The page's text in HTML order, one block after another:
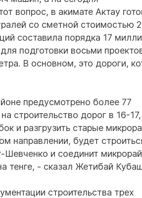
вопрос, в акимате Актау
со сметной стоимостью
составила порядка 17
подготовки восьми
В основном, это дороги,
предусмотрено более 77
строительство дорог в 16-
и разгрузить старые
направлении, будет
Шевченко и соединит
тенге, - сказал Жетибай
строительства трех